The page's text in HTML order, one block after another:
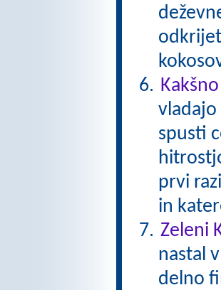
vladajo
spusti
prvi
in
Zeleni
nastal
delno